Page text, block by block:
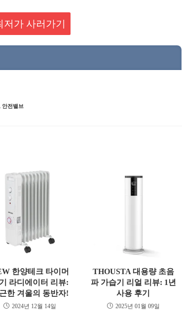
저가 사러가기
안전밸브
한양테크 타이머
라디에이터 리뷰:
한 겨울의 동반자!
2024년 12월 14일
THOUSTA 대용량 초음
파 가습기 리얼 리뷰: 1년
사용 후기
2025년 01월 09일